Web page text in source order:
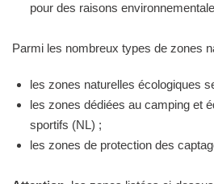
pour des raisons
Parmi les nombreux types de zones
les zones naturelles écologiques
les zones dédiées au camping et
sportifs (NL) ;
les zones de protection des